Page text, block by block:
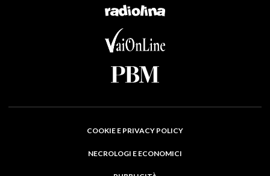
COOKIE E PRIVACY POLICY
NECROLOGI E ECONOMICI